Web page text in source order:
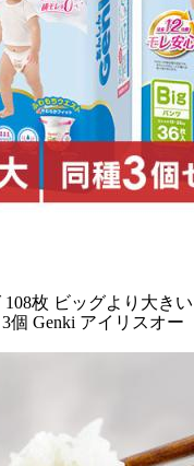
枚 ビッグより大きい
個 Genki アイリスオー